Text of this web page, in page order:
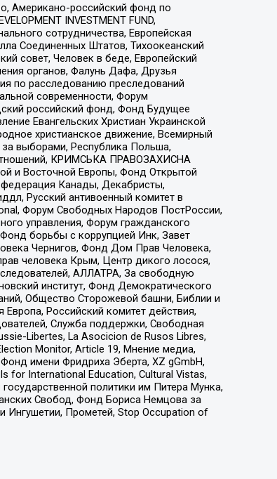
Американо-российский фонд по
INVESTMENT FUND,
сотрудничества, Европейская
Соединенных Штатов, Тихоокеанский
совет, Человек в беде, Европейский
органов, Фалунь Дафа, Друзья
по расследованию преследований
современности, Форум
российский фонд, Фонд Будущее
Евангельских Христиан Украинской
христианское движение, Всемирный
выборами, Республика Польша,
КРИМСЬКА ПРАВОЗАХИСНА
и Восточной Европы, Фонд Открытой
федерация Канады, Декабристы,
Русский антивоенный комитет в
Форум Свободных Народов ПостРоссии,
управления, Форум гражданского
борьбы с коррупцией Инк, Завет
Чернигов, Фонд Дом Прав Человека,
человека Крым, Центр дикого лосося,
АЛЛАТРА, За свободную
институт, Фонд Демократического
Общество Сторожевой башни, Библии и
Российский комитет действия,
Служба поддержки, Свободная
Libertes, La Asocicion de Rusos Libres,
Monitor, Article 19, Мнение медиа,
имени Фридриха Эберта, XZ gGmbH,
for International Education, Cultural Vistas,
политики им Питера Мунка,
Свобод, Фонд Бориса Немцова за
Ингушетии, Прометей, Stop Occupation of